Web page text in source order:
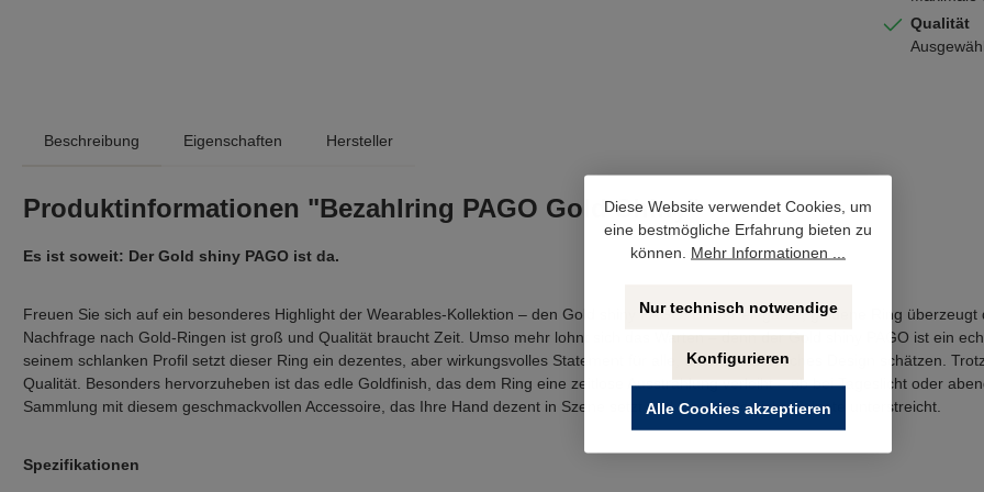
Qualität
Beschreibung Eigenschaften Hersteller
Produktinformationen "Bezahlring PAGO Gold Shiny"
Es ist soweit: Der Gold shiny PAGO ist da.
Freuen Sie sich auf ein besonderes Highlight der Wearables-Kollektion – den Gold shiny PAGO. Dieser elegante, goldene Ring
Nachfrage nach Gold-Ringen ist groß und Qualität braucht Zeit. Umso mehr lohnt sich das Warten – denn der Gold shiny PAGO ist ein
seinem schlanken Profil setzt dieser Ring ein dezentes, aber wirkungsvolles Statement für alle, die minimalistisches Design schätzen.
Qualität. Besonders hervorzuheben ist das edle Goldfinish, das dem Ring eine zeitlose Ausstrahlung verleiht – ob bei Tageslicht oder
Sammlung mit diesem geschmackvollen Accessoire, das Ihre Hand dezent in Szene setzt und Ihre persönliche Stilnote unterstreicht.
Spezifikationen
Diese Website verwendet Cookies, um
eine bestmögliche Erfahrung bieten zu
können. Mehr Informationen ...
Nur technisch notwendige
Konfigurieren
Alle Cookies akzeptieren